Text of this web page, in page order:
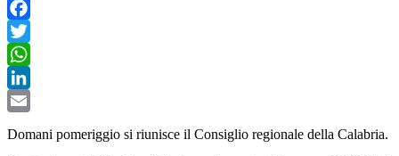
Facebook
Twitter
WhatsApp
LinkedIn
Domani pomeriggio si riunisce il Consiglio regionale della Calabria.